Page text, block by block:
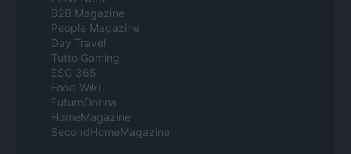
B2B Magazine
People Magazine
Day Travel
Tutto Gaming
ESG 365
Food Wiki
FuturoDonna
HomeMagazine
SecondHomeMagazine